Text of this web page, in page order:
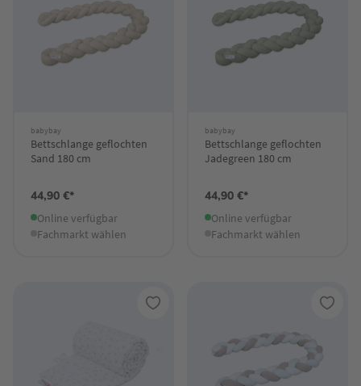
babybay
Bettschlange geflochten
Sand 180 cm
44,90 €*
Online verfügbar
Fachmarkt wählen
babybay
Bettschlange geflochten
Jadegreen 180 cm
44,90 €*
Online verfügbar
Fachmarkt wählen